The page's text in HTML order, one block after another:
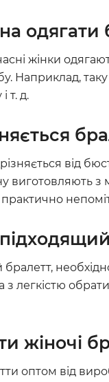
одягати
жінки
Наприклад,
т. д.
від
виготовляють з
практично
легкістю
жіночі
оптом від